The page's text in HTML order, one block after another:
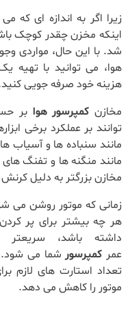
زیرا اگر به اندازه ای که
اینکه مخزن چقدر کوچک
شد. با این حال، مواردی
هوا، می توانید با تهیه
هزینه خود صرفه جویی
مخازن کمپرسور هوا بر
توانند بر عملکرد برخی
مانند سنباده ها و آسیاب
مانند منگنه ها و تفنگ های
مخازن بزرگتر به دلیل
زمانی که موتور روشن می
هر چه بیشتر برای پر
داشته باشد،
عمر کمپرسورشما می شود.
تعداد استارت های لازم
موتور را کاهش می دهد.